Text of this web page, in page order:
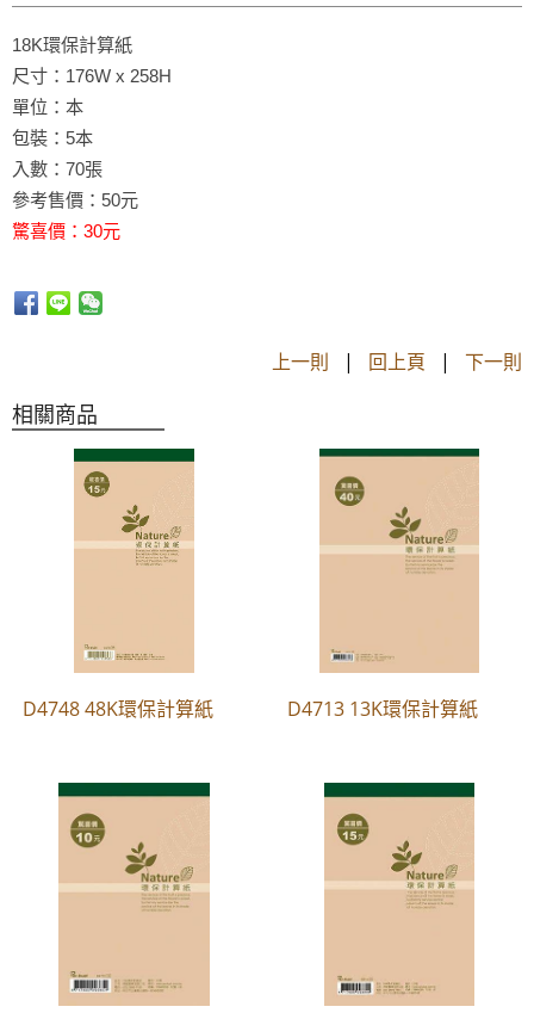
18K環保計算紙
尺寸：176W x 258H
單位：本
包裝：5本
入數： 70張
參考售價：50元
驚喜價：30元
上一則 | 回上頁 | 下一則
相關商品
D4748 48K環保計算紙 D4713 13K環保計算紙